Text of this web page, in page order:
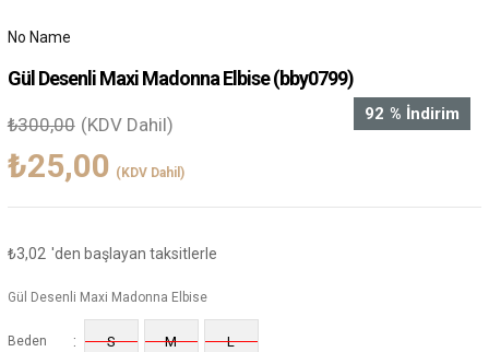
No Name
Gül Desenli Maxi Madonna Elbise(bby0799)
%
92 İndirim
₺300,00 (KDV Dahil)
₺25,00 (KDV Dahil)
₺3,02 'den başlayan taksitlerle
Gül Desenli Maxi Madonna Elbise
Beden : S M L